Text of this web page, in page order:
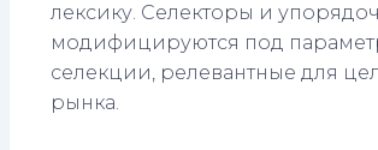
лексику. Селекторы и
модифицируются под
селекции, релевантные для
рынка.